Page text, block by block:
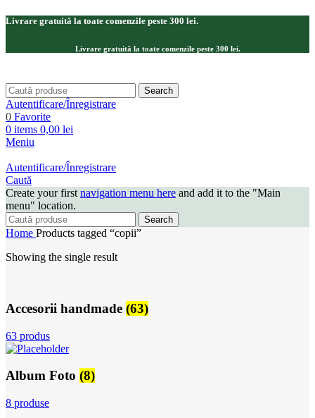
Livrare gratuită la toate comenzile peste 300 lei.
Livrare gratuită la toate comenzile peste 300 lei.
Search
Autentificare/Înregistrare
0 Favorite
0 items 0,00 lei
Meniu
Autentificare/Înregistrare
Caută
Create your first navigation menu here and add it to the "Main
menu" location.
Search
Home Products tagged “copii”
Showing the single result
Accesorii handmade (63)
63 produs
Album Foto (8)
8 produse